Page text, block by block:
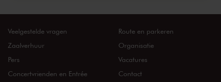
Veelgestelde vragen
Zaalverhuur
Pers
Concertvrienden en Entrée
Route en parkeren
Organisatie
Vacatures
Contact